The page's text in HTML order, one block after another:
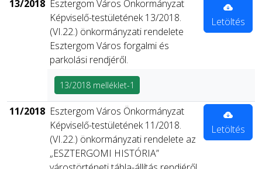
13/2018 Esztergom Város Önkormányzat
Képviselő-testületének 13/2018.
(VI.22.) önkormányzati rendelete
Esztergom Város forgalmi és
parkolási rendjéről.
Letöltés
13/2018 melléklet-1
11/2018 Esztergom Város Önkormányzat
Képviselő-testületének 11/2018.
(VI.22.) önkormányzati rendelete az
„ESZTERGOMI HISTÓRIA”
Letöltés